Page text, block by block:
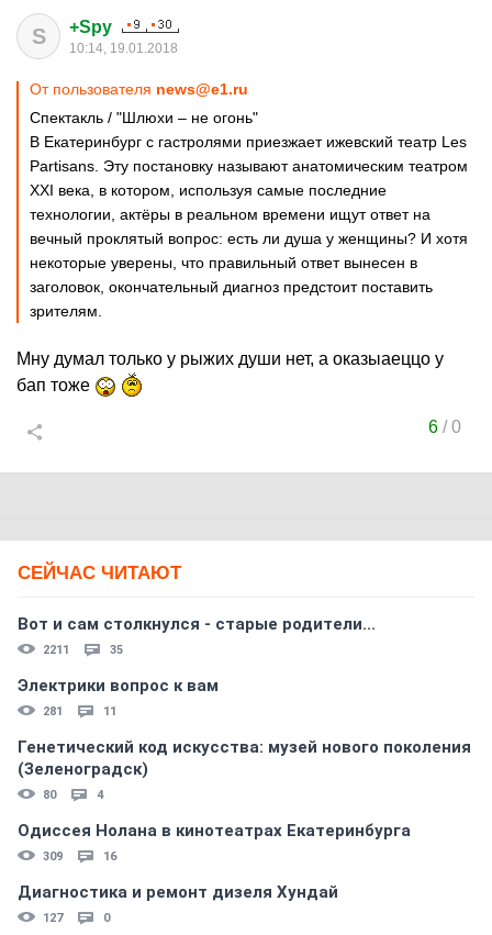
S +Spy
10:14, 19.01.2018
От пользователя news@e1.ru
Спектакль / "Шлюхи – не огонь"
В Екатеринбург с гастролями приезжает ижевский театр Les
Partisans. Эту постановку называют анатомическим театром
XXI века, в котором, используя самые последние
технологии, актёры в реальном времени ищут ответ на
вечный проклятый вопрос: есть ли душа у женщины? И хотя
некоторые уверены, что правильный ответ вынесен в
заголовок, окончательный диагноз предстоит поставить
зрителям.
Мну думал только у рыжих души нет, а оказыаеццо у
бап тоже
6/0
СЕЙЧАС ЧИТАЮТ
Вот и сам столкнулся - старые родители...
2211 35
Электрики вопрос к вам
281 11
Генетический код искусства: музей нового поколения
(Зеленоградск)
80 4
Одиссея Нолана в кинотеатрах Екатеринбурга
309 16
Диагностика и ремонт дизеля Хундай
127 0